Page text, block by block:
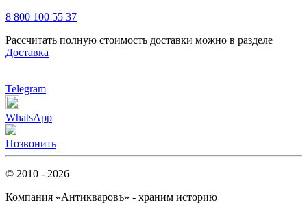
8 800 100 55 37
Рассчитать полную стоимость доставки можно в разделе
Доставка
Telegram
WhatsApp
Позвонить
© 2010 - 2026
Компания «Антикваровъ» - храним историю